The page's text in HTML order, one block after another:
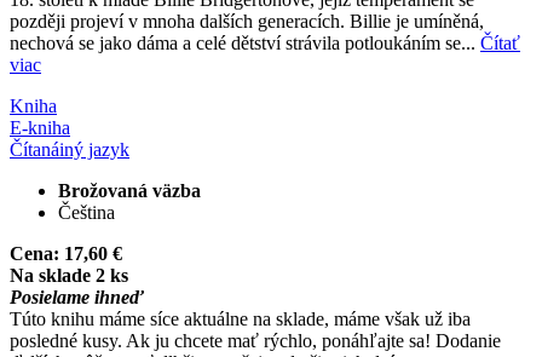
později projeví v mnoha dalších generacích. Billie je umíněná,
nechová se jako dáma a celé dětství strávila potloukáním se... Čítať
viac
Kniha
E-kniha
Čítanáiný jazyk
Brožovaná väzba
Čeština
Cena: 17,60 €
Na sklade 2 ks
Posielame ihneď
Túto knihu máme síce aktuálne na sklade, máme však už iba
posledné kusy. Ak ju chcete mať rýchlo, ponáhľajte sa! Dodanie